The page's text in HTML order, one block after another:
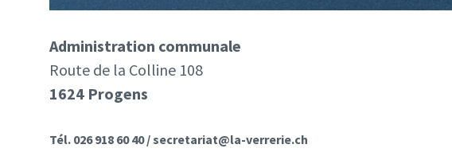
Administration communale
Route de la Colline 108
1624 Progens
Tél. 026 918 60 40 / secretariat@la-verrerie.ch